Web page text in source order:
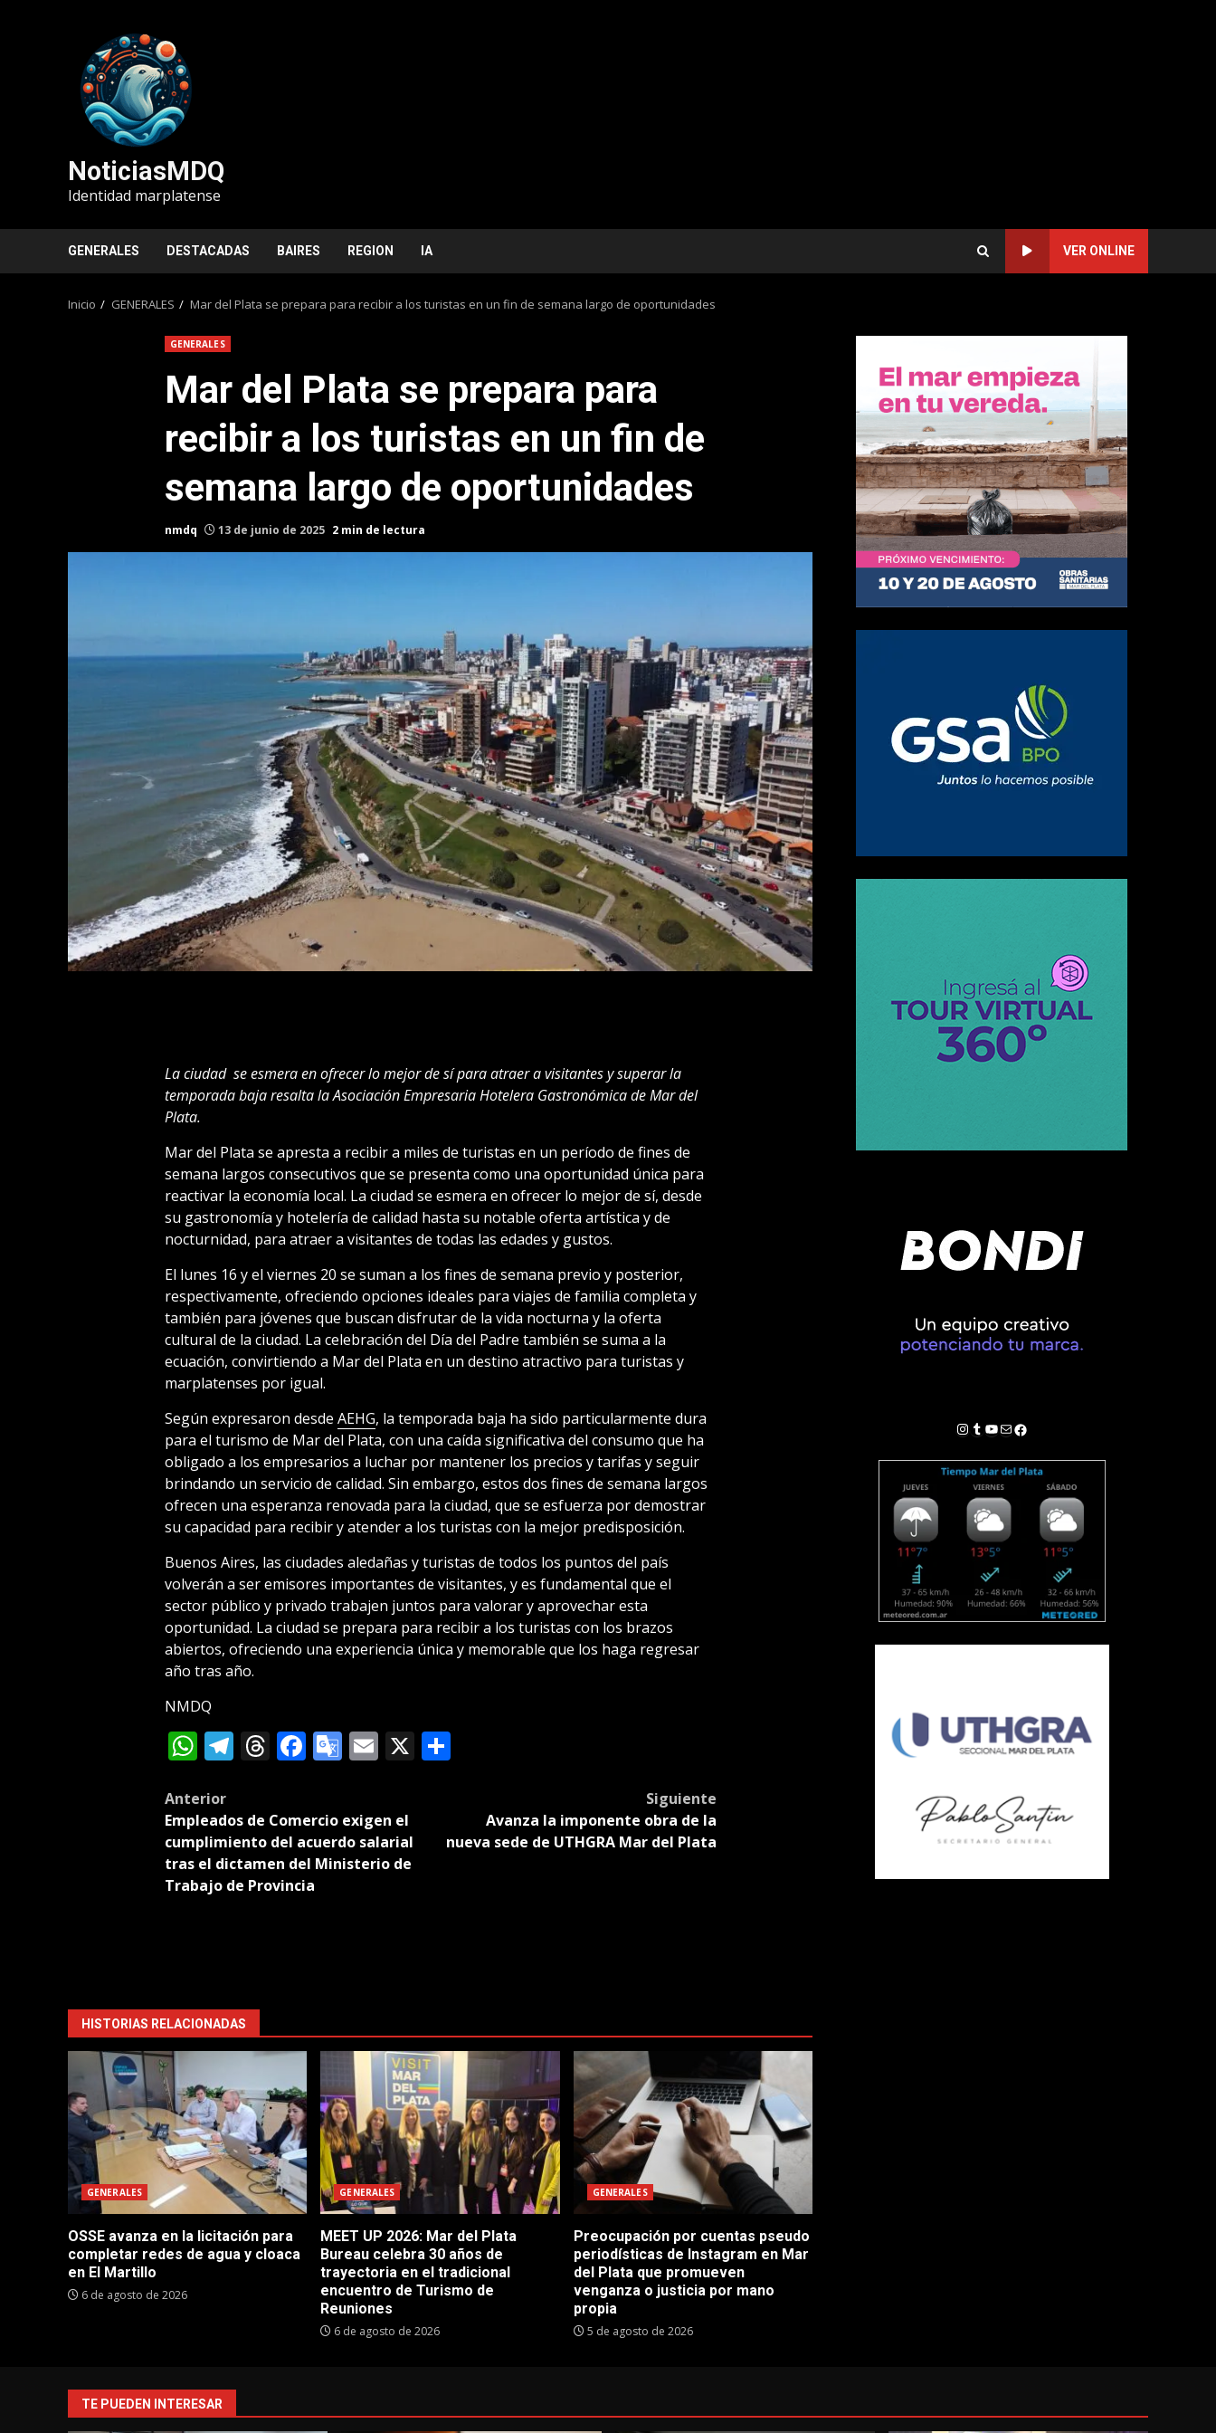
NoticiasMDQ
Identidad marplatense
GENERALES DESTACADAS BAIRES REGION IA VER ONLINE
Inicio GENERALES Mar del Plata se prepara para recibir a los turistas en un fin de semana largo de oportunidades
GENERALES
Mar del Plata se prepara para
recibir a los turistas en un fin de
semana largo de oportunidades
nmdq 13 de junio de 2025 2 min de lectura
La ciudad se esmera en ofrecer lo mejor de sí para atraer a visitantes y superar la
temporada baja resalta la Asociación Empresaria Hotelera Gastronómica de Mar del
Plata.
Mar del Plata se apresta a recibir a miles de turistas en un período de fines de
semana largos consecutivos que se presenta como una oportunidad única para
reactivar la economía local. La ciudad se esmera en ofrecer lo mejor de sí, desde
su gastronomía y hotelería de calidad hasta su notable oferta artística y de
nocturnidad, para atraer a visitantes de todas las edades y gustos.
El lunes 16 y el viernes 20 se suman a los fines de semana previo y posterior,
respectivamente, ofreciendo opciones ideales para viajes de familia completa y
también para jóvenes que buscan disfrutar de la vida nocturna y la oferta
cultural de la ciudad. La celebración del Día del Padre también se suma a la
ecuación, convirtiendo a Mar del Plata en un destino atractivo para turistas y
marplatenses por igual.
Según expresaron desde AEHG, la temporada baja ha sido particularmente dura
para el turismo de Mar del Plata, con una caída significativa del consumo que ha
obligado a los empresarios a luchar por mantener los precios y tarifas y seguir
brindando un servicio de calidad. Sin embargo, estos dos fines de semana largos
ofrecen una esperanza renovada para la ciudad, que se esfuerza por demostrar
su capacidad para recibir y atender a los turistas con la mejor predisposición.
Buenos Aires, las ciudades aledañas y turistas de todos los puntos del país
volverán a ser emisores importantes de visitantes, y es fundamental que el
sector público y privado trabajen juntos para valorar y aprovechar esta
oportunidad. La ciudad se prepara para recibir a los turistas con los brazos
abiertos, ofreciendo una experiencia única y memorable que los haga regresar
año tras año.
NMDQ
WhatsApp
Telegram
Threads
Facebook
Google
Translate
Email
X Compartir
Post
navigation
Anterior
Empleados de Comercio exigen el
cumplimiento del acuerdo salarial
tras el dictamen del Ministerio de
Trabajo de Provincia
Siguiente
Avanza la imponente obra de la
nueva sede de UTHGRA Mar del Plata
HISTORIAS RELACIONADAS
GENERALES
OSSE avanza en la licitación para
completar redes de agua y cloaca
en El Martillo
6 de agosto de 2026
GENERALES
MEET UP 2026: Mar del Plata
Bureau celebra 30 años de
trayectoria en el tradicional
encuentro de Turismo de
Reuniones
6 de agosto de 2026
GENERALES
Preocupación por cuentas pseudo
periodísticas de Instagram en Mar
del Plata que promueven
venganza o justicia por mano
propia
5 de agosto de 2026
Instagram
Tumblr
YouTube
Correo electrónico
Facebook
TE PUEDEN INTERESAR